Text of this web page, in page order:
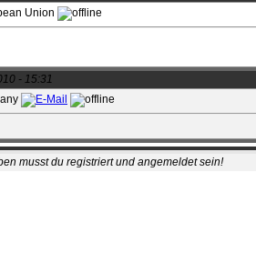
- 15:31
musst du registriert und angemeldet sein!